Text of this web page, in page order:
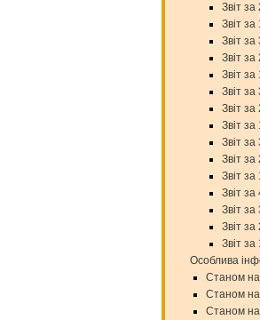
Звіт
Звіт
Звіт
Звіт
Звіт
Звіт
Звіт
Звіт
Звіт
Звіт
Звіт
Звіт
Звіт
Звіт
Звіт
Особлива
Станом
Станом
Станом